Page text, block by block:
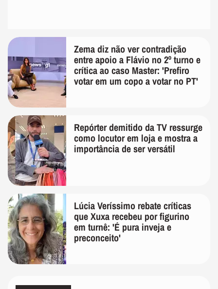
Zema diz não ver contradição
entre apoio a Flávio no 2º turno e
crítica ao caso Master: 'Prefiro
votar em um copo a votar no PT'
Repórter demitido da TV ressurge
como locutor em loja e mostra a
importância de ser versátil
Lúcia Veríssimo rebate críticas
que Xuxa recebeu por figurino
em turnê: 'É pura inveja e
preconceito'